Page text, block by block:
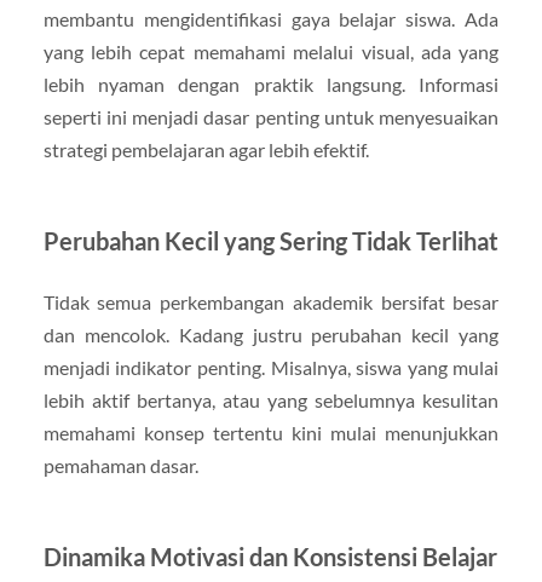
membantu mengidentifikasi gaya belajar siswa. Ada
yang lebih cepat memahami melalui visual, ada yang
lebih nyaman dengan praktik langsung. Informasi
seperti ini menjadi dasar penting untuk menyesuaikan
strategi pembelajaran agar lebih efektif.
Perubahan Kecil yang Sering Tidak Terlihat
Tidak semua perkembangan akademik bersifat besar
dan mencolok. Kadang justru perubahan kecil yang
menjadi indikator penting. Misalnya, siswa yang mulai
lebih aktif bertanya, atau yang sebelumnya kesulitan
memahami konsep tertentu kini mulai menunjukkan
pemahaman dasar.
Dinamika Motivasi dan Konsistensi Belajar